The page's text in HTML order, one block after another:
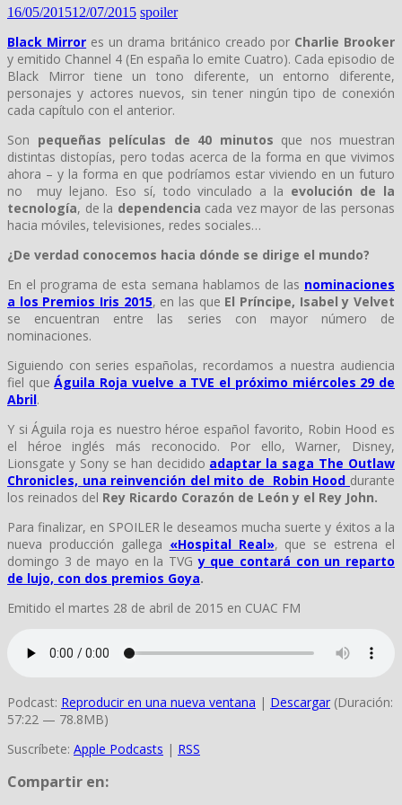
16/05/201512/07/2015 spoiler
Black Mirror es un drama británico creado por Charlie Brooker
y emitido Channel 4 (En españa lo emite Cuatro). Cada episodio de
Black Mirror tiene un tono diferente, un entorno diferente,
personajes y actores nuevos, sin tener ningún tipo de conexión
cada capítulo con el anterior.
Son pequeñas películas de 40 minutos que nos muestran
distintas distopías, pero todas acerca de la forma en que vivimos
ahora – y la forma en que podríamos estar viviendo en un futuro
no muy lejano. Eso sí, todo vinculado a la evolución de la
tecnología, de la dependencia cada vez mayor de las personas
hacia móviles, televisiones, redes sociales…
¿De verdad conocemos hacia dónde se dirige el mundo?
En el programa de esta semana hablamos de las nominaciones
a los Premios Iris 2015, en las que El Príncipe, Isabel y Velvet
se encuentran entre las series con mayor número de
nominaciones.
Siguiendo con series españolas, recordamos a nuestra audiencia
fiel queÁguila Roja vuelve a TVE el próximo miércoles 29 de
Abril.
Y si Águila roja es nuestro héroe español favorito, Robin Hood es
el héroe inglés más reconocido. Por ello, Warner, Disney,
Lionsgate y Sony se han decidido adaptar la saga The Outlaw
Chronicles, una reinvención del mito de Robin Hood durante
los reinados del Rey Ricardo Corazón de León y el Rey John.
Para finalizar, en SPOILER le deseamos mucha suerte y éxitos a la
nueva producción gallega «Hospital Real», que se estrena el
domingo 3 de mayo en la TVG y que contará con un reparto
de lujo, con dos premios Goya.
Emitido el martes 28 de abril de 2015 en CUAC FM
Podcast: Reproducir en una nueva ventana | Descargar (Duración:
57:22 — 78.8MB)
Suscríbete: Apple Podcasts | RSS
Compartir en: